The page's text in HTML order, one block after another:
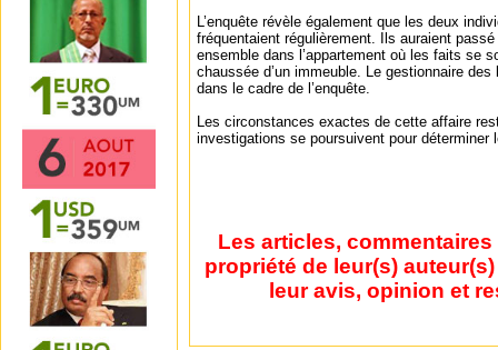
L’enquête révèle également que les deux
fréquentaient régulièrement. Ils auraient
ensemble dans l’appartement où les faits se
chaussée d’un immeuble. Le gestionnaire
dans le cadre de l’enquête.
Les circonstances exactes de cette affaire
investigations se poursuivent pour
Les articles,
propriété de leur(s)
leur avis, opinion et